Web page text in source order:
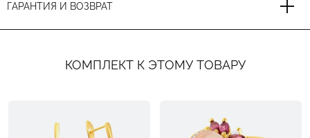
ГАРАНТИЯ И ВОЗВРАТ
КОМПЛЕКТ К ЭТОМУ ТОВАРУ